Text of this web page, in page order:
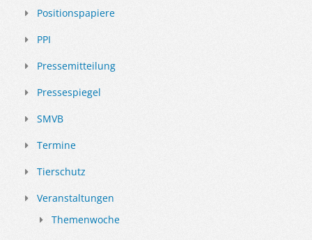
Positionspapiere
PPI
Pressemitteilung
Pressespiegel
SMVB
Termine
Tierschutz
Veranstaltungen
Themenwoche